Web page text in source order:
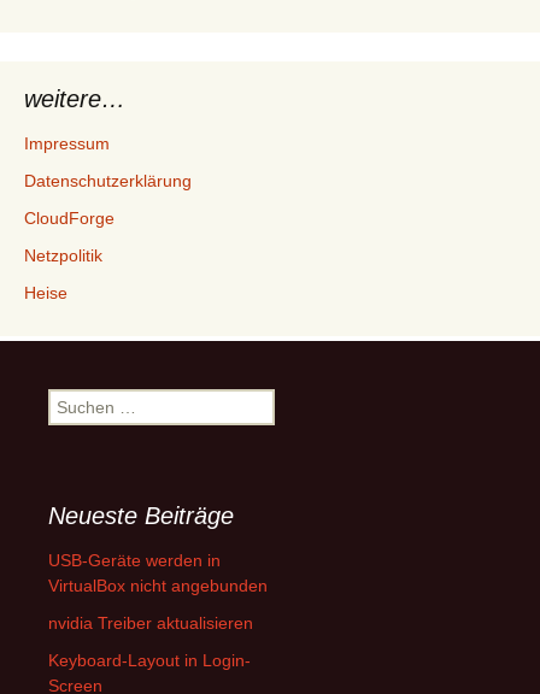
weitere…
Impressum
Datenschutzerklärung
CloudForge
Netzpolitik
Heise
Suchen
nach:
Neueste Beiträge
USB-Geräte werden in
VirtualBox nicht angebunden
nvidia Treiber aktualisieren
Keyboard-Layout in Login-
Screen